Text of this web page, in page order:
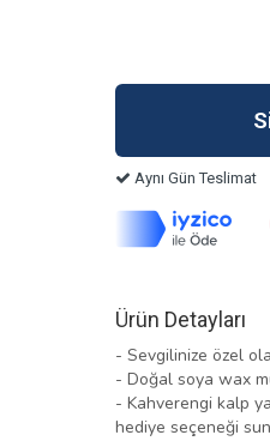
Aynı Gün Teslimat
Ürün Detayları
- Sevgilinize özel
- Doğal soya wax
- Kahverengi kalp
hediye seçeneği